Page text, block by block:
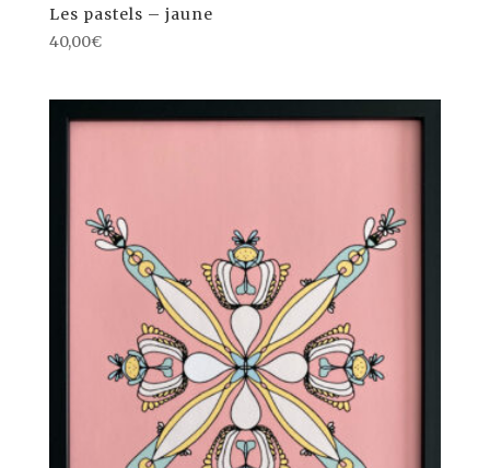
Les pastels – jaune
40,00€